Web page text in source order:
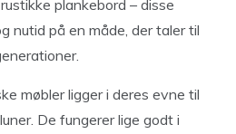
plankebord – disse
nutid på en måde, der taler til
møbler ligger i deres evne til
De fungerer lige godt i